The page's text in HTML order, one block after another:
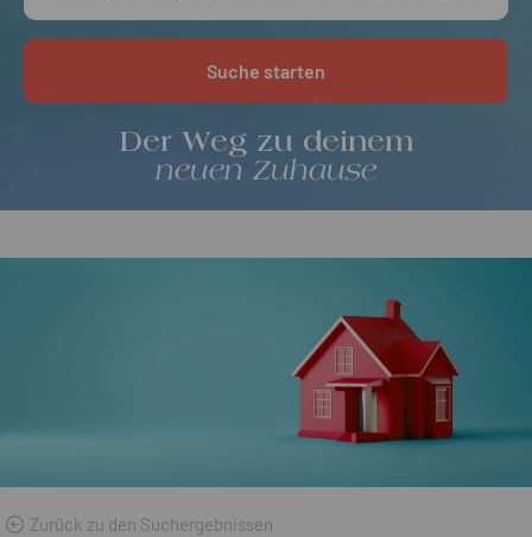
Der Weg zu deinem
neuen Zuhause
Suche starten
Zurück zu den Suchergebnissen